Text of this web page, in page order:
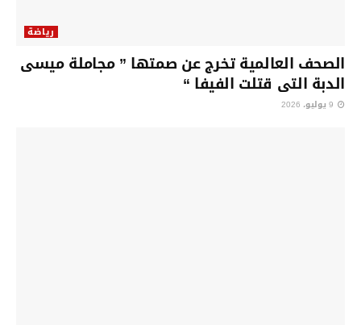
رياضة
الصحف العالمية تخرج عن صمتها ” مجاملة ميسى
الدبة التى قتلت الفيفا “